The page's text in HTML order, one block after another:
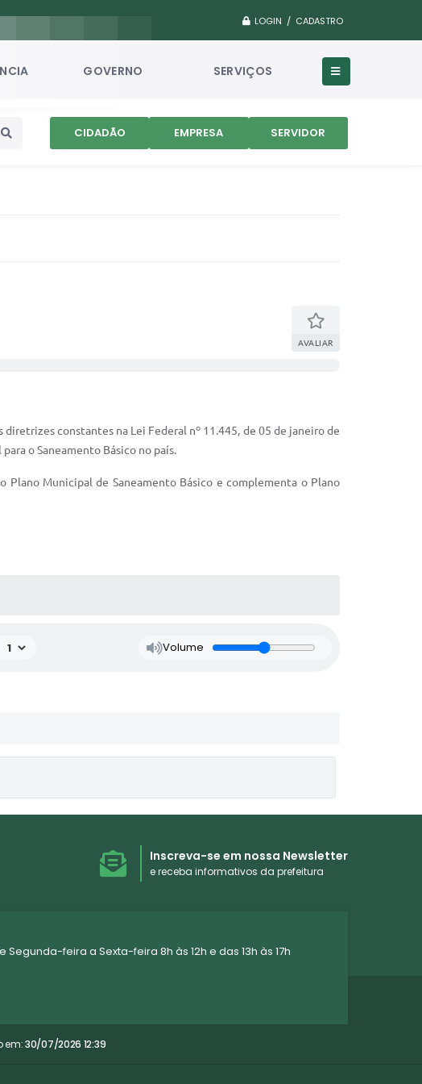
LOGIN / CADASTRO
GOVERNO SERVIÇOS
CIDADÃO EMPRESA SERVIDOR
AVALIAR
constantes na Lei Federal nº 11.445, de 05 de janeiro de
o Saneamento Básico no país.
Municipal de Saneamento Básico e complementa o Plano
Volume
Inscreva-se em nossa Newsletter
e receba informativos da prefeitura
Segunda-feira a Sexta-feira 8h às 12h e das 13h às 17h
em:30/07/2026 12:39